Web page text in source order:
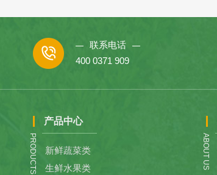
联系电话
400 0371 909
产品中心
PRODUCTS
新鲜蔬菜类
生鲜水果类
ABOUT US